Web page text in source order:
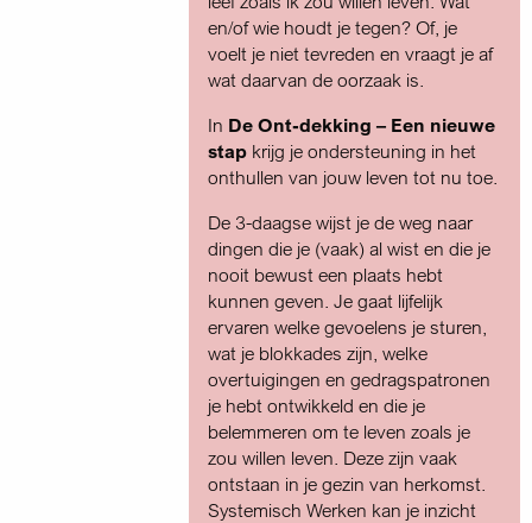
en/of wie houdt je tegen? Of, je
voelt je niet tevreden en vraagt je af
wat daarvan de oorzaak is.
In De Ont-dekking – Een nieuwe
stap krijg je ondersteuning in het
onthullen van jouw leven tot nu toe.
De 3-daagse wijst je de weg naar
dingen die je (vaak) al wist en die je
nooit bewust een plaats hebt
kunnen geven. Je gaat lijfelijk
ervaren welke gevoelens je sturen,
wat je blokkades zijn, welke
overtuigingen en gedragspatronen
je hebt ontwikkeld en die je
belemmeren om te leven zoals je
zou willen leven. Deze zijn vaak
ontstaan in je gezin van herkomst.
Systemisch Werken kan je inzicht